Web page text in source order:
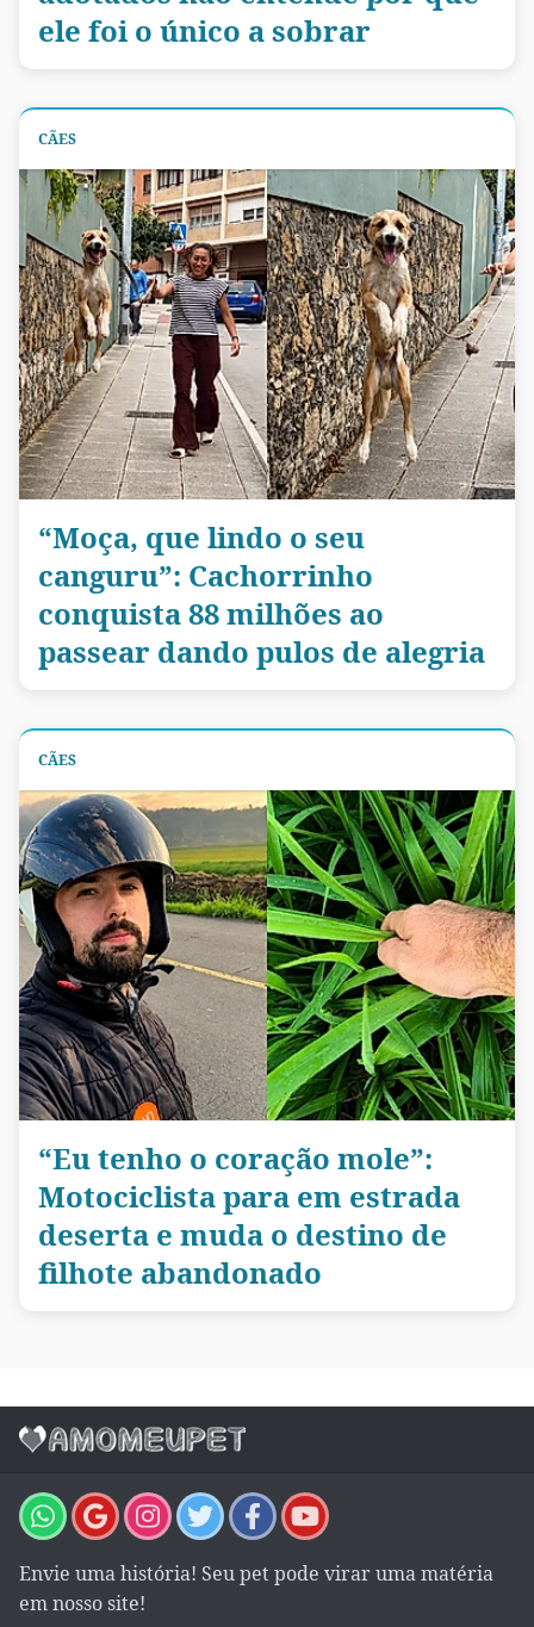
ele foi o único a sobrar
CÃES
“Moça, que lindo o seu
canguru”: Cachorrinho
conquista 88 milhões ao
passear dando pulos de alegria
CÃES
“Eu tenho o coração mole”:
Motociclista para em estrada
deserta e muda o destino de
filhote abandonado
Envie uma história! Seu pet pode virar uma matéria
em nosso site!